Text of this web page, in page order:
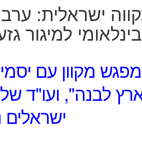
ישראלית: ערב
למיגור
מפגש מקוון עם
לבנה", ועו"ד
ישראלים